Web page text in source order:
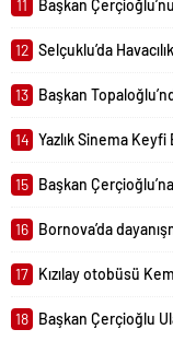
11 Başkan Çerçioğlu’nun
12 Selçuklu’da
13 Başkan
14 Yazlık Sinema Keyfi
15 Başkan
16 Bornova’da
17 Kızılay otobüsü
18 Başkan Çerçioğlu Ulaşım